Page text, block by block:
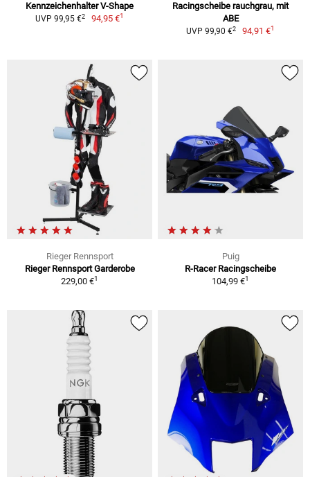
Kennzeichenhalter V-Shape
UVP 99,95 €2 94,95 €1
Racingscheibe rauchgrau, mit
ABE
UVP 99,90 €2 94,91 €1
Rieger Rennsport
Rieger Rennsport Garderobe
229,00 €1
Puig
R-Racer Racingscheibe
104,99 €1